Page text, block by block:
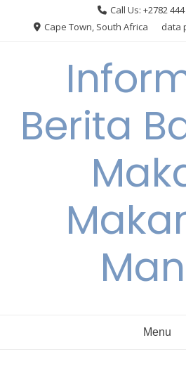
Call Us: +2782 444
Cape Town, South Africa
data
Berita
Menu